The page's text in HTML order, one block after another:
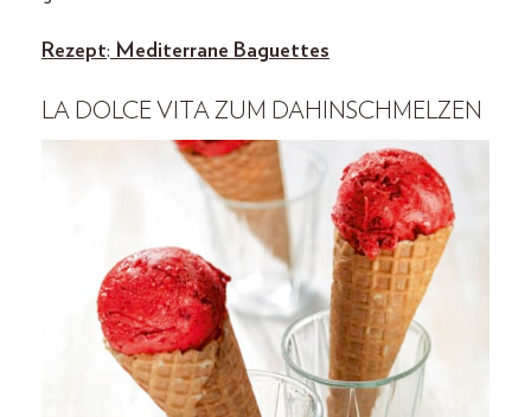
Rezept: Mediterrane Baguettes
LA DOLCE VITA ZUM DAHINSCHMELZEN